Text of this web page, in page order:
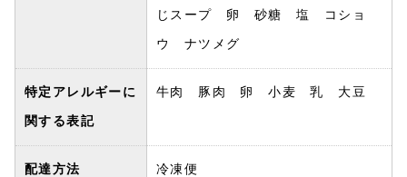
じスープ 卵 砂糖 塩 コショ
ウ ナツメグ
特定アレルギーに
関する表記
牛肉 豚肉 卵 小麦 乳 大豆
配達方法 冷凍便